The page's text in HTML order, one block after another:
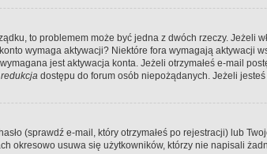
to problemem może być jedna z dwóch rzeczy. Jeżeli
wymaga aktywacji? Niektóre fora wymagają aktywacji
jest aktywacja konta. Jeżeli otrzymałeś e-mail
redukcja dostępu do forum osób niepożądanych. Jeżeli
(sprawdź e-mail, który otrzymałeś po rejestracji) lub
okresowo usuwa się użytkowników, którzy nie napisali